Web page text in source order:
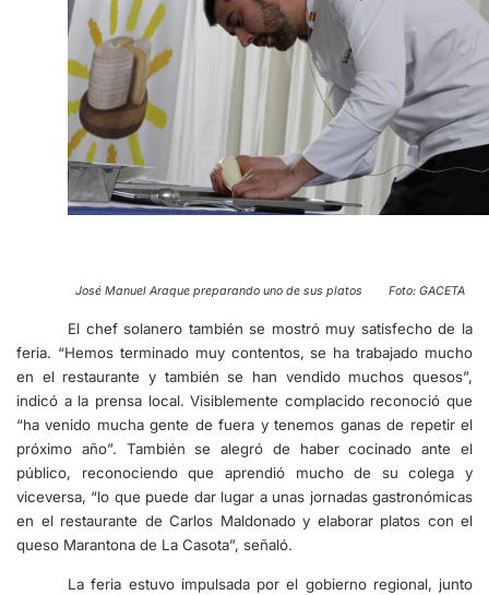
José Manuel Araque preparando uno de sus platos Foto: GACETA
El chef solanero también se mostró muy satisfecho de la
feria. “Hemos terminado muy contentos, se ha trabajado mucho
en el restaurante y también se han vendido muchos quesos”,
indicó a la prensa local. Visiblemente complacido reconoció que
“ha venido mucha gente de fuera y tenemos ganas de repetir el
próximo año”. También se alegró de haber cocinado ante el
público, reconociendo que aprendió mucho de su colega y
viceversa, “lo que puede dar lugar a unas jornadas gastronómicas
en el restaurante de Carlos Maldonado y elaborar platos con el
queso Marantona de La Casota”, señaló.
La feria estuvo impulsada por el gobierno regional, junto